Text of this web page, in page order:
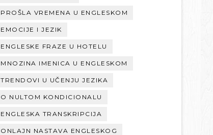
PROŠLA VREMENA U ENGLESKOM
EMOCIJE I JEZIK
ENGLESKE FRAZE U HOTELU
MNOZINA IMENICA U ENGLESKOM
TRENDOVI U UČENJU JEZIKA
O NULTOM KONDICIONALU
ENGLESKA TRANSKRIPCIJA
ONLAJN NASTAVA ENGLESKOG